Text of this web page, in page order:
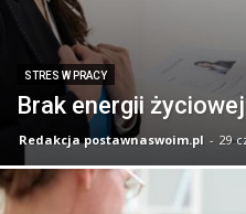
STRES W PRACY
Brak energii
Redakcja postawnaswoim.pl - 29